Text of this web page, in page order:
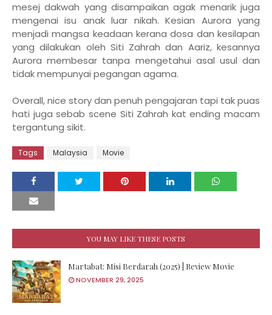
mesej dakwah yang disampaikan agak menarik juga
mengenai isu anak luar nikah. Kesian Aurora yang
menjadi mangsa keadaan kerana dosa dan kesilapan
yang dilakukan oleh Siti Zahrah dan Aariz, kesannya
Aurora membesar tanpa mengetahui asal usul dan
tidak mempunyai pegangan agama.
Overall, nice story dan penuh pengajaran tapi tak puas
hati juga sebab scene Siti Zahrah kat ending macam
tergantung sikit.
Tags Malaysia Movie
YOU MAY LIKE THESE POSTS
Martabat: Misi Berdarah (2025) | Review Movie
NOVEMBER 29, 2025